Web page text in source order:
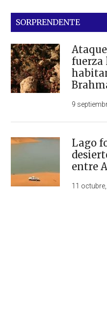
SORPRENDENTE
fuerza
9
Lago
entre
11 octubre,